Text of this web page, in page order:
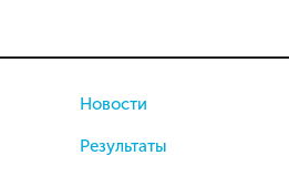
Новости
Результаты